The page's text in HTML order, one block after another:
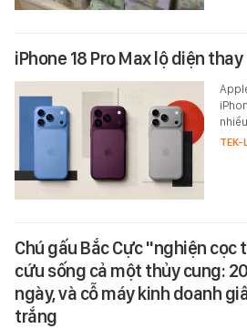
iPhone 18 Pro Max lộ diện
TEK-
Chú gấu Bắc Cực "nghiện
cứu sống cả một thủy cung:
ngày, và cỗ máy kinh doanh
trắng